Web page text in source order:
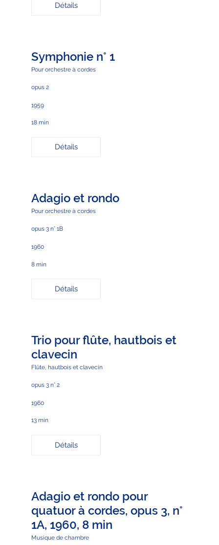
Détails
Symphonie n° 1
Pour orchestre à cordes
opus 2
1959
18 min
Détails
Adagio et rondo
Pour orchestre à cordes
opus 3 n° 1B
1960
8 min
Détails
Trio pour flûte, hautbois et
clavecin
Flûte, hautbois et clavecin
opus 3 n° 2
1960
13 min
Détails
Adagio et rondo pour
quatuor à cordes, opus 3, n°
1A, 1960, 8 min
Musique de chambre